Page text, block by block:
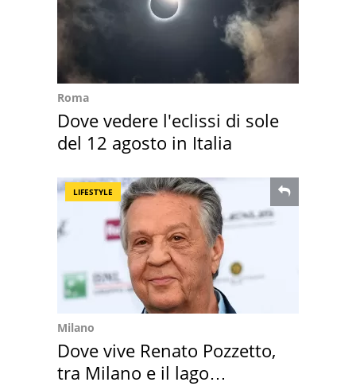
Roma
Dove vedere l'eclissi di sole
del 12 agosto in Italia
LIFESTYLE
Milano
Dove vive Renato Pozzetto,
tra Milano e il lago